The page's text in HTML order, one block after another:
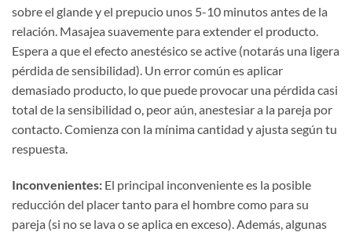
sobre el glande y el prepucio unos 5-10 minutos antes de la
relación. Masajea suavemente para extender el producto.
Espera a que el efecto anestésico se active (notarás una ligera
pérdida de sensibilidad). Un error común es aplicar
demasiado producto, lo que puede provocar una pérdida casi
total de la sensibilidad o, peor aún, anestesiar a la pareja por
contacto. Comienza con la mínima cantidad y ajusta según tu
respuesta.
Inconvenientes: El principal inconveniente es la posible
reducción del placer tanto para el hombre como para su
pareja (si no se lava o se aplica en exceso). Además, algunas